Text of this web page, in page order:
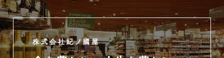
株式会社紀ノ國屋